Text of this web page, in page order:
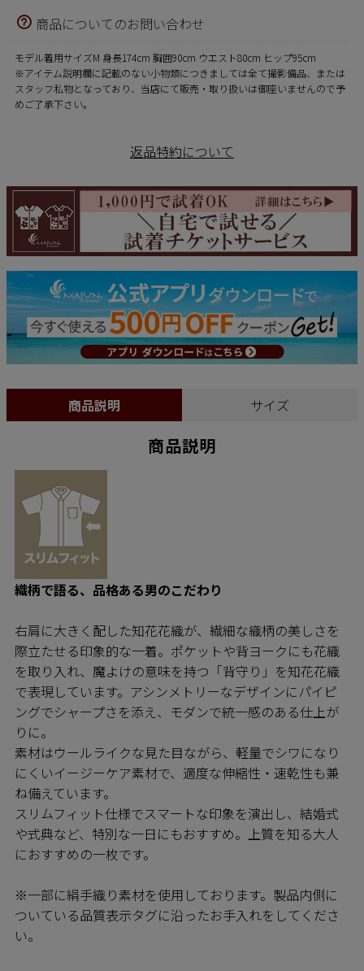
商品についてのお問い合わせ
モデル着用サイズM 身長174cm 胸囲90cm ウエスト80cm ヒップ95cm
※アイテム説明欄に記載のない小物類につきましては全て撮影備品、または
スタッフ私物となっており、当店にて販売・取り扱いは御座いませんので予
めご了承下さい。
返品特約について
商品説明 サイズ
商品説明
織柄で語る、品格ある男のこだわり
右肩に大きく配した知花花織が、繊細な織柄の美しさを
際立たせる印象的な一着。ポケットや背ヨークにも花織
を取り入れ、魔よけの意味を持つ「背守り」を知花花織
で表現しています。アシンメトリーなデザインにパイピ
ングでシャープさを添え、モダンで統一感のある仕上が
りに。
素材はウールライクな見た目ながら、軽量でシワになり
にくいイージーケア素材で、適度な伸縮性・速乾性も兼
ね備えています。
スリムフィット仕様でスマートな印象を演出し、結婚式
や式典など、特別な一日にもおすすめ。上質を知る大人
におすすめの一枚です。
※一部に絹手織り素材を使用しております。製品内側に
ついている品質表示タグに沿ったお手入れをしてくださ
い。